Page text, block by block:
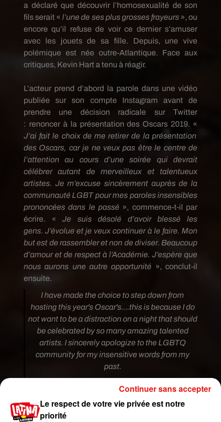
a déclaré que découvrir l’homosexualité de son
fils serait «l’une de ses plus grosses frayeurs», ou
encore qu’il refuse de voir ce dernier s’amuser
avec les jouets de sa fille.
Depuis, une vive
polémique est née outre-Atlantique.
Face aux
critiques, Kevin Hart a tenu à réagir.
L’acteur prend d’abord la parole dans une vidéo
publiée sur son compte
Instagram
avant de
prendre une décision radicale sur Twitter
: renoncer à la présentation des Oscars 2019. «
J’ai fait le choix de me retirer de la présentation
des Oscars, car je ne veux pas être le centre de
l’attention au cours d’une soirée qui devrait
célébrer autant de merveilleux et talentueux
artistes. Je m’excuse sincèrement auprès de la
communauté LGBTpour mes paroles insensibles
prononcées dans le passé », commence-t-il par
écrire.
«Je suis désolé d’avoir blessé les
gens. J’évolue et je veux continuer à le faire. Mon
but est de rassembler et non de diviser. Beaucoup
d’amour et de respect à l’Académie. J’espère que
nous aurons une autre opportunité », conclut-il
ensuite.
I have made the choice to step down from
hosting this year's Oscar's....this is because I do
not want to be a distraction on a night that should
be celebrated by so many amazing talented
artists. I sincerely apologize to the LGBTQ
community for my insensitive words from my
past.
I'm sorry that I hurt people.. I am evolving and
Le respect de votre vie privée est notre
priorité
Continuer sans accepter